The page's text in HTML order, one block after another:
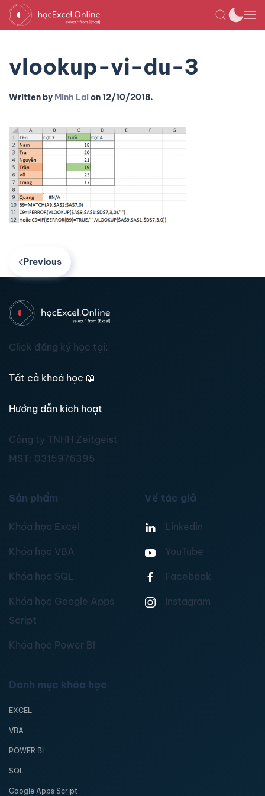
vlookup-vi-du-3
Written by Minh Laion12/10/2018.
Previous
Click đăng ký học tại:
Tất cả khoá học 📖
Hướng dẫn kích hoạt
Công ty TNHH Zeitgeist
MST: 0315976395
Sản phẩm
Khóa học Excel
Khóa học VBA
Khóa học SQL
Khóa học Google Apps
Script
Khóa học Power BI
Về tác giả
Linkedin
YouTube
Facebook
Instagram
Danh mục khóa học
EXCEL
VBA
POWER BI
SQL
Google Apps Script